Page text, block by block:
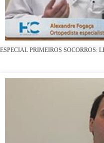
ESPECIAL PRIMEIROS SOCORROS: